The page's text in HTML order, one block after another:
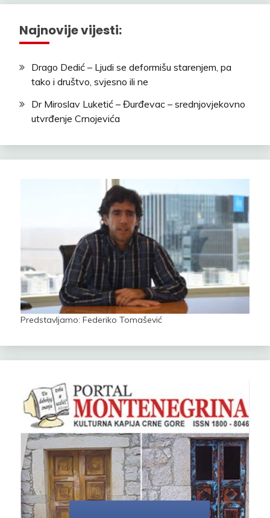
Najnovije vijesti:
Drago Dedić – Ljudi se deformišu starenjem, pa
tako i društvo, svjesno ili ne
Dr Miroslav Luketić – Đurđevac – srednjovjekovno
utvrđenje Crnojevića
Predstavljamo: Federiko Tomašević